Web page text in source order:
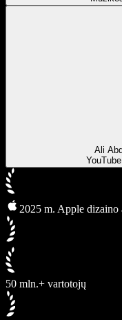
Ali
2025 m. Apple dizaino
50 mln.+ vartotojų